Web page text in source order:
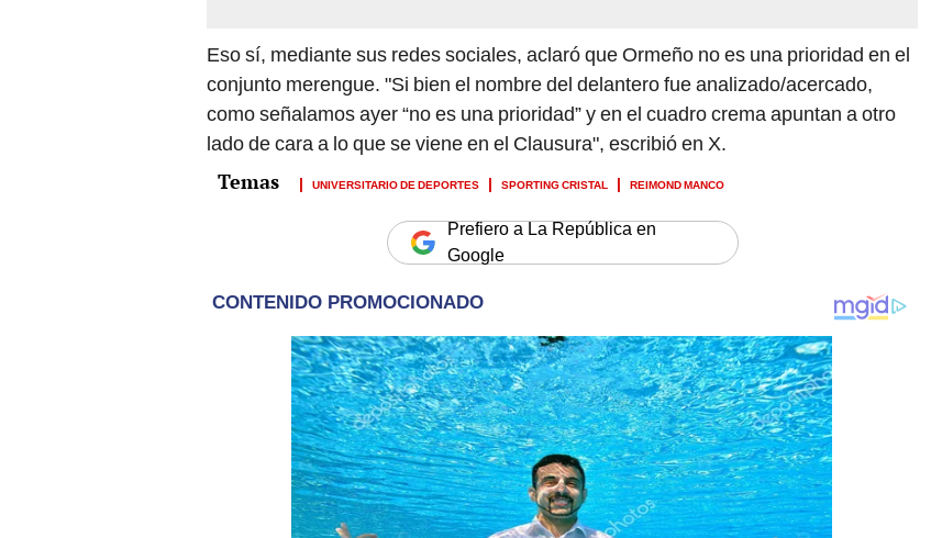
Eso sí, mediante sus redes sociales, aclaró que Ormeño no es una prioridad en el
conjunto merengue. "Si bien el nombre del delantero fue analizado/acercado,
como señalamos ayer “no es una prioridad” y en el cuadro crema apuntan a otro
lado de cara a lo que se viene en el Clausura", escribió en X.
UNIVERSITARIO DE DEPORTES SPORTING CRISTAL REIMOND MANCO
Prefiero a La República en
Google